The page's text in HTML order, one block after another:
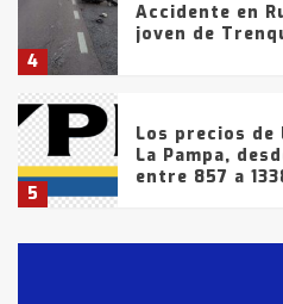
4
Accidente en
joven de
5
Los precios
La Pampa,
entre 857 a